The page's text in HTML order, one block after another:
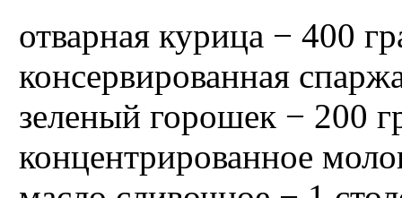
отварная курица − 400
консервированная
зеленый горошек − 200
концентрированное